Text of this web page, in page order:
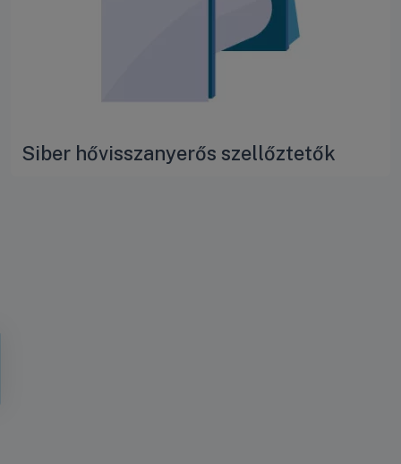
Siber hővisszanyerős szellőztetők